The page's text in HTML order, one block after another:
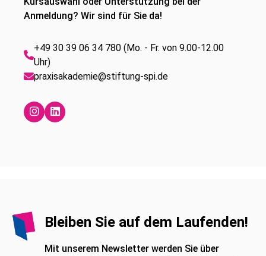
Anmeldung? Wir sind für Sie da!
+49 30 39 06 34 780 (Mo. - Fr. von 9.00-12.00
Uhr)
praxisakademie@stiftung-spi.de
Bleiben Sie auf dem Laufenden!
Mit unserem Newsletter werden Sie über